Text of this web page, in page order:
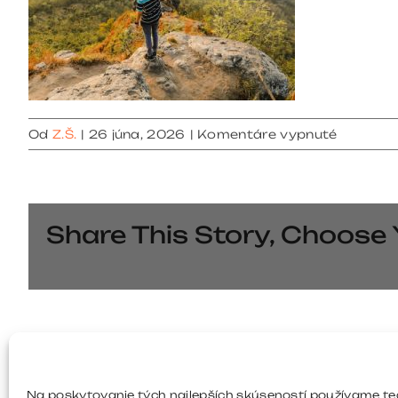
Na poskytovanie tých najlepších skúseností používame
Od Z.Š. | 26 júna, 2026 | Komentáre vypnuténa
services
Share This Story,